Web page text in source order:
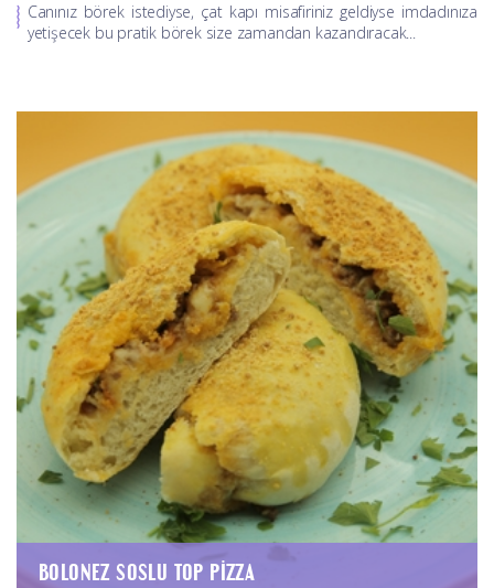
Canınız börek istediyse, çat kapı misafiriniz geldiyse imdadınıza
yetişecek bu pratik börek size zamandan kazandıracak...
BOLONEZ SOSLU TOP PIZZA